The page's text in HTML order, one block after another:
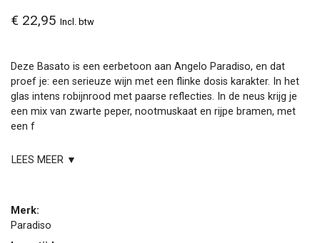
€ 22,95 Incl. btw
Deze Basato is een eerbetoon aan Angelo Paradiso, en dat
proef je: een serieuze wijn met een flinke dosis karakter. In het
glas intens robijnrood met paarse reflecties. In de neus krijg je
een mix van zwarte peper, nootmuskaat en rijpe bramen, met
een f
LEES MEER ▼
Merk:
Paradiso